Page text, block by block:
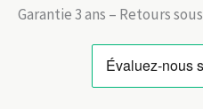
Garantie 3 ans – Retours